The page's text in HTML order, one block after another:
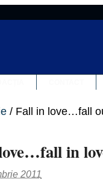
/ Fall in love…fall
in
2011